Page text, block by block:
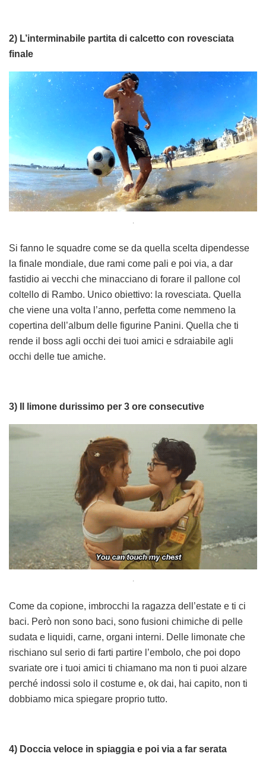
2) L’interminabile partita di calcetto con rovesciata
finale
.
Si fanno le squadre come se da quella scelta dipendesse
la finale mondiale, due rami come pali e poi via, a dar
fastidio ai vecchi che minacciano di forare il pallone col
coltello di Rambo. Unico obiettivo: la rovesciata. Quella
che viene una volta l’anno, perfetta come nemmeno la
copertina dell’album delle figurine Panini. Quella che ti
rende il boss agli occhi dei tuoi amici e sdraiabile agli
occhi delle tue amiche.
3) Il limone durissimo per 3 ore consecutive
.
Come da copione, imbrocchi la ragazza dell’estate e ti ci
baci. Però non sono baci, sono fusioni chimiche di pelle
sudata e liquidi, carne, organi interni. Delle limonate che
rischiano sul serio di farti partire l’embolo, che poi dopo
svariate ore i tuoi amici ti chiamano ma non ti puoi alzare
perché indossi solo il costume e, ok dai, hai capito, non ti
dobbiamo mica spiegare proprio tutto.
4) Doccia veloce in spiaggia e poi via a far serata